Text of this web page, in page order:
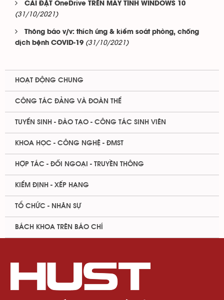
CÀI ĐẶT OneDrive TRÊN MÁY TÍNH WINDOWS 10
(31/10/2021)
Thông báo v/v: thích ứng & kiểm soát phòng, chống
dịch bệnh COVID-19 (31/10/2021)
HOẠT ĐỘNG CHUNG
CÔNG TÁC ĐẢNG VÀ ĐOÀN THỂ
TUYỂN SINH - ĐÀO TẠO - CÔNG TÁC SINH VIÊN
KHOA HỌC - CÔNG NGHỆ - ĐMST
HỢP TÁC - ĐỐI NGOẠI - TRUYỀN THÔNG
KIỂM ĐỊNH - XẾP HẠNG
TỔ CHỨC - NHÂN SỰ
BÁCH KHOA TRÊN BÁO CHÍ